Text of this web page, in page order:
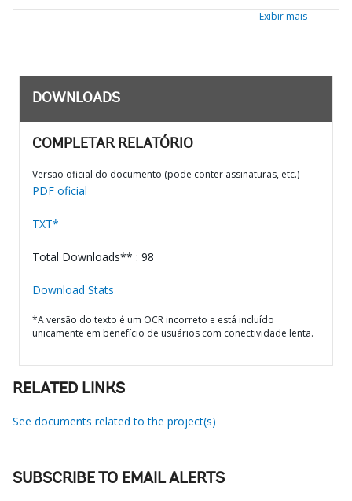
Exibir mais
DOWNLOADS
COMPLETAR RELATÓRIO
Versão oficial do documento (pode conter assinaturas, etc.)
PDF oficial
TXT*
Total Downloads** : 98
Download Stats
*A versão do texto é um OCR incorreto e está incluído
unicamente em benefício de usuários com conectividade lenta.
RELATED LINKS
See documents related to the project(s)
SUBSCRIBE TO EMAIL ALERTS